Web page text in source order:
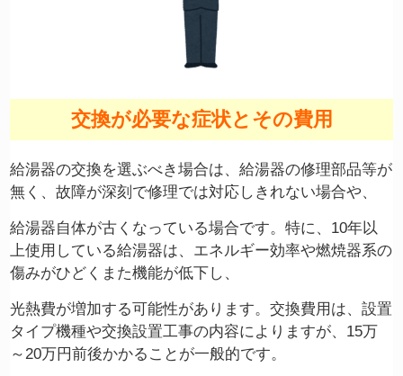
交換が必要な症状とその費用
給湯器の交換を選ぶべき場合は、給湯器の修理部品等が
無く、故障が深刻で修理では対応しきれない場合や、
給湯器自体が古くなっている場合です。特に、10年以
上使用している給湯器は、エネルギー効率や燃焼器系の
傷みがひどくまた機能が低下し、
光熱費が増加する可能性があります。交換費用は、設置
タイプ機種や交換設置工事の内容によりますが、15万
～20万円前後かかることが一般的です。